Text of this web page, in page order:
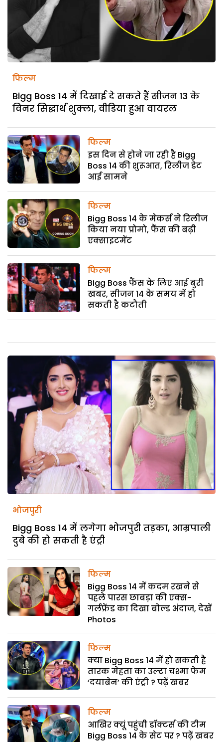
फिल्म
Bigg Boss 14 में दिखाई दे सकते हैं सीजन 13 के
विनर सिद्धार्थ शुक्ला, वीडिया हुआ वायरल
फिल्म
इस दिन से होने जा रही है Bigg
Boss 14 की शुरूआत, रिलीज डेट
आई सामने
फिल्म
Bigg Boss 14 के मेकर्स ने रिलीज
किया नया प्रोमो, फैंस की बढ़ी
एक्साइटमेंट
फिल्म
Bigg Boss फैंस के लिए आई बुरी
खबर, सीजन 14 के समय में हो
सकती है कटौती
भोजपुरी
Bigg Boss 14 में लगेगा भोजपुरी तड़का, आम्रपाली
दुबे की हो सकती है एंट्री
फिल्म
Bigg Boss 14 में कदम रखने से
पहले पारस छाबड़ा की एक्स-
गर्लफ्रेंड का दिखा बोल्ड अंदाज, देखें
Photos
फिल्म
क्या Bigg Boss 14 में हो सकती है
तारक मेहता का उल्टा चश्मा फेम
‘दयाबेन’ की एंट्री ? पढ़ें खबर
फिल्म
आखिर क्यूं पहुंची डॉक्टर्स की टीम
Bigg Boss 14 के सेट पर ? पढ़ें खबर